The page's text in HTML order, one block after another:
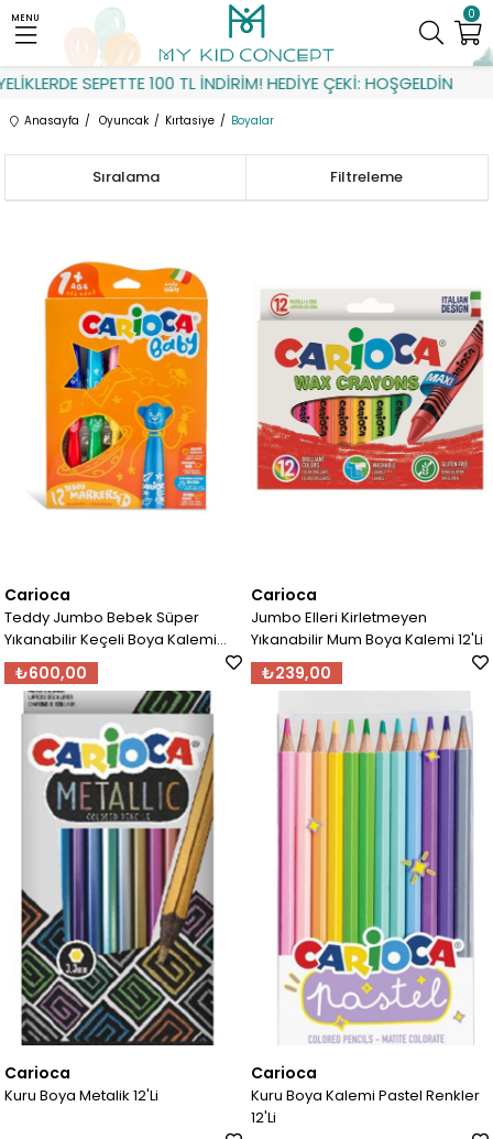
SEPETTE 100 TL İNDİRİM! HEDİYE ÇEKİ: HOŞGELDİN
0
MENU
Anasayfa Oyuncak Kırtasiye Boyalar
Filtreleme
Sıralama
Carioca
Teddy Jumbo Bebek Süper
Yıkanabilir Keçeli Boya Kalemi
12'Li
₺600,00
Carioca
Jumbo Elleri Kirletmeyen
Yıkanabilir Mum Boya Kalemi 12'Li
₺239,00
Carioca
Kuru Boya Metalik 12'Li
Carioca
Kuru Boya Kalemi Pastel Renkler
12'Li